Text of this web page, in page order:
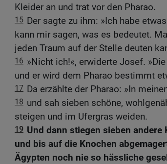
Kleider an und trat vor den Pharao.
15 Der sagte zu ihm: »Ich habe
kann mir sagen, was es bedeutet.
jeden Traum auf der Stelle deuten
16 »Nicht ich!«, erwiderte Josef.
und er wird dem Pharao bestimmt
17 Da erzählte der Pharao: »In
18 und sah sieben schöne,
steigen und im Ufergras weiden.
19 Und dann stiegen sieben andere
und bis auf die Knochen
Ägypten noch nie so hässliche